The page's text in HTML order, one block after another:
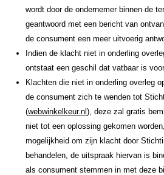
wordt door de ondernemer binnen de
geantwoord met een bericht van
de consument een meer uitvoerig
Indien de klacht niet in onderling
ontstaat een geschil dat vatbaar is
Klachten die niet in onderling overleg
de consument zich te wenden tot
(webwinkelkeur.nl ), deze zal gratis
niet tot een oplossing gekomen
mogelijkheid om zijn klacht door
behandelen, de uitspraak hiervan is
als consument stemmen in met deze